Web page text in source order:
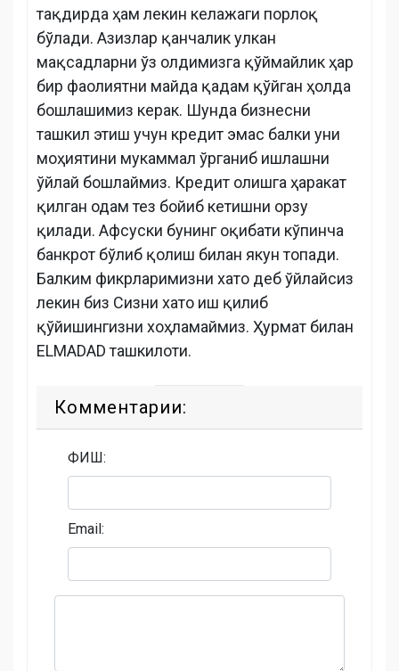
тақдирда ҳам лекин келажаги порлоқ
бўлади. Азизлар қанчалик улкан
мақсадларни ўз олдимизга қўймайлик ҳар
бир фаолиятни майда қадам қўйган ҳолда
бошлашимиз керак. Шунда бизнесни
ташкил этиш учун кредит эмас балки уни
моҳиятини мукаммал ўрганиб ишлашни
ўйлай бошлаймиз. Кредит олишга ҳаракат
қилган одам тез бойиб кетишни орзу
қилади. Афсуски бунинг оқибати кўпинча
банкрот бўлиб қолиш билан якун топади.
Балким фикрларимизни хато деб ўйлайсиз
лекин биз Сизни хато иш қилиб
қўйишингизни хоҳламаймиз. Ҳурмат билан
ELMADAD ташкилоти.
Комментарии:
ФИШ:
Email: